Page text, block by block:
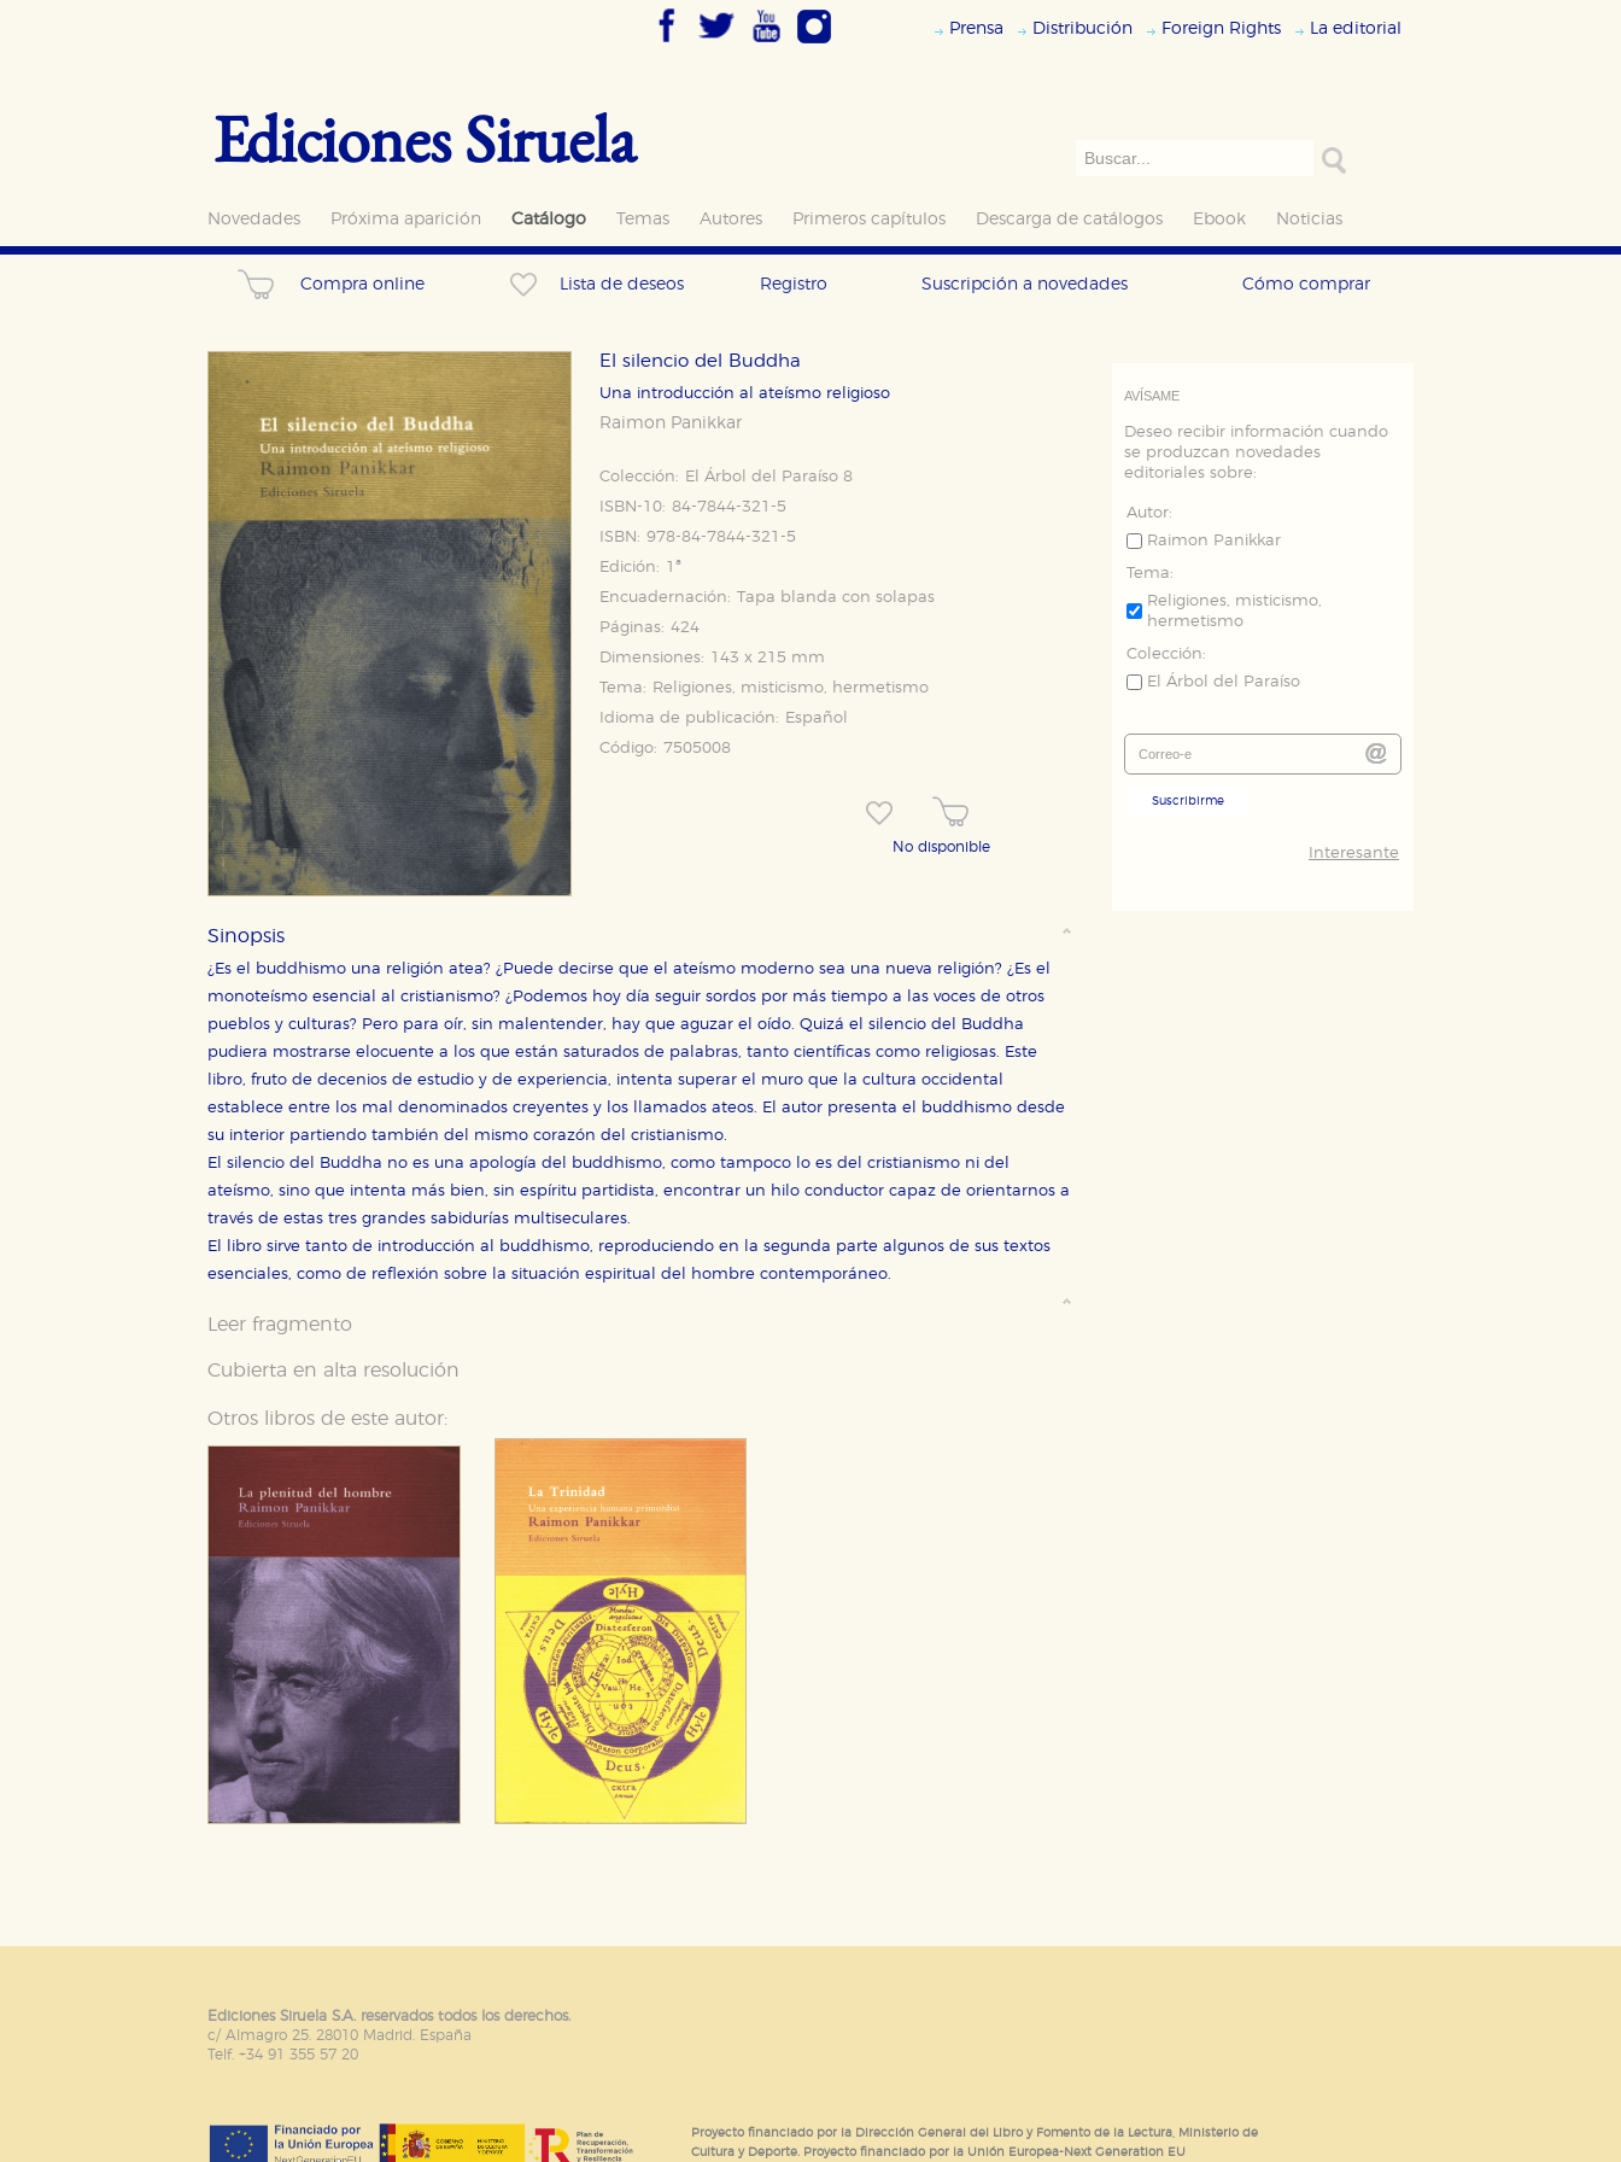
Prensa Distribución Foreign Rights La editorial
Ediciones Siruela
Novedades Próxima aparición Catálogo Temas Autores Primeros capítulos Descarga de catálogos Ebook Noticias
Compra online Lista de deseos Registro Suscripción a novedades Cómo comprar
El silencio del Buddha
Una introducción al ateísmo religioso
Raimon Panikkar
Colección:
El Árbol del Paraíso 8
ISBN-10: 84-7844-321-5
ISBN: 978-84-7844-321-5
Edición: 1ª
Encuadernación: Tapa blanda con solapas
Páginas: 424
Dimensiones: 143 x 215 mm
Tema:
Religiones, misticismo, hermetismo
Idioma de publicación:
Español
Código: 7505008
No disponible
Sinopsis
¿Es el buddhismo una religión atea? ¿Puede decirse que el ateísmo moderno sea una nueva religión? ¿Es el
monoteísmo esencial al cristianismo? ¿Podemos hoy día seguir sordos por más tiempo a las voces de otros
pueblos y culturas? Pero para oír, sin malentender, hay que aguzar el oído. Quizá el silencio del Buddha
pudiera mostrarse elocuente a los que están saturados de palabras, tanto científicas como religiosas. Este
libro, fruto de decenios de estudio y de experiencia, intenta superar el muro que la cultura occidental
establece entre los mal denominados creyentes y los llamados ateos. El autor presenta el buddhismo desde
su interior partiendo también del mismo corazón del cristianismo.
El silencio del Buddha no es una apología del buddhismo, como tampoco lo es del cristianismo ni del
ateísmo, sino que intenta más bien, sin espíritu partidista, encontrar un hilo conductor capaz de orientarnos a
través de estas tres grandes sabidurías multiseculares.
El libro sirve tanto de introducción al buddhismo, reproduciendo en la segunda parte algunos de sus textos
esenciales, como de reflexión sobre la situación espiritual del hombre contemporáneo.
Leer fragmento
Cubierta en alta resolución
Otros libros de este autor:
AVÍSAME
Deseo recibir información cuando
se produzcan novedades
editoriales sobre:
Autor:
Raimon Panikkar
Tema:
Religiones, misticismo,
hermetismo
Colección:
El Árbol del Paraíso
Suscribirme
Interesante
Ediciones Siruela S.A. reservados todos los derechos.
c/ Almagro 25. 28010 Madrid. España
Telf. +34 91 355 57 20
Proyecto financiado por la Dirección General del Libro y Fomento de la Lectura, Ministerio de
Cultura y Deporte. Proyecto financiado por la Unión Europea-Next Generation EU
CONFIGURACIÓN DE COOKIES HABILITAR TODO
Estas cookies son necesarias para que nuestro sitio web funcione y no es posible deshabilitarlas desde nuestro sistema. Es posible
hacerlo desde el navegador, pero en ese caso es posible que algunas áreas de nuestra web dejen de funcionar correctamente.
Cookies de rendimiento y analíticas
Estas cookies se utilizan para mejorar su experiencia de navegación y optimizar el funcionamiento de nuestro sitio web. Almacenan
tanto, es anónima.
Cookies de publicidad y redes sociales
otros sitios. No almacenan directamente información personal sino que se basan en la identificación única de su navegador y
GUARDAR CONFIGURACIÓN
Puede consultar nuestra política de cookies